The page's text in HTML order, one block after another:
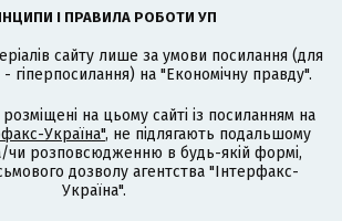
І ПРАВИЛА РОБОТИ УП
сайту лише за умови посилання (для
гіперпосилання) на "Економічну правду".
розміщені на цьому сайті із посиланням на
Україна", не підлягають подальшому
чи розповсюдженню в будь-якій формі,
дозволу агентства "Інтерфакс-
Україна".